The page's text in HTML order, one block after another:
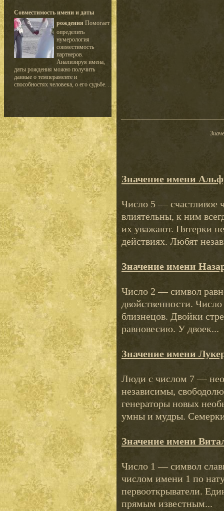
Совместимость имени и даты
рождения Помогает
определить
нумерология
совместимость
партнеров.
Анализируя имена,
даты рождения можно получить
данные о темпераменте и
способностях человека, о его судьбе. ..
Значение имени
Число 5 — счастливое
влиятельны, к ним
их уважают. Пятерки
действиях. Любят
Значение имени
Число 2 — символ
двойственности.
близнецов. Двойки
равновесию. У двоек...
Значение имени
Люди с числом 7 —
независимы,
генераторы новых
умны и мудры.
Значение имени
Число 1 — символ
числом имени 1 по
первооткрыватели.
прямым известным...